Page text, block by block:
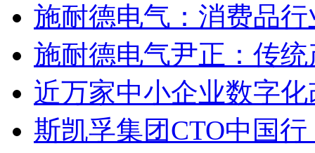
施耐德电气：消费品
施耐德电气尹正：传
近万家中小企业数字
斯凯孚集团CTO中国